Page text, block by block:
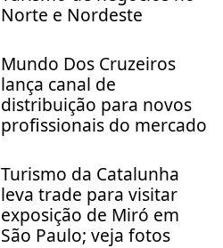
Norte e Nordeste
Mundo Dos Cruzeiros
lança canal de
distribuição para novos
profissionais do mercado
Turismo da Catalunha
leva trade para visitar
exposição de Miró em
São Paulo; veja fotos